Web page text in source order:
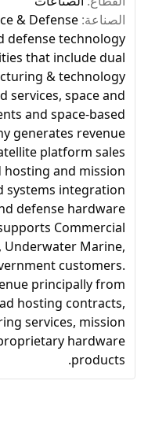
الصناعة: & Defense
defense technology
that include dual
& technology
services, space and
and space-based
generates revenue
platform sales
hosting and mission
systems integration
defense hardware
Commercial
Underwater Marine,
customers.
principally from
hosting contracts,
services, mission
hardware
products.